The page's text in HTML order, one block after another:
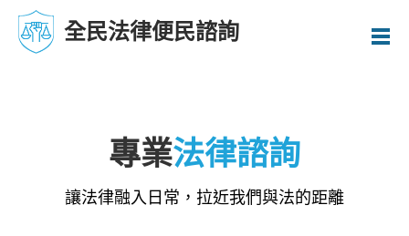
全民法律便民諮詢
專業法律諮詢
讓法律融入日常，拉近我們與法的距離